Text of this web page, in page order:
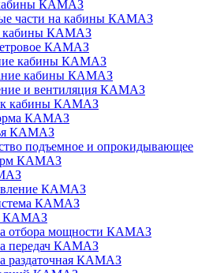
КАМАЗ
части на кабины КАМАЗ
КАМАЗ
КАМАЗ
кабины КАМАЗ
кабины КАМАЗ
и вентиляция КАМАЗ
кабины КАМАЗ
КАМАЗ
КАМАЗ
подъемное и опрокидывающее
КАМАЗ
КАМАЗ
КАМАЗ
КАМАЗ
отбора мощности КАМАЗ
передач КАМАЗ
раздаточная КАМАЗ